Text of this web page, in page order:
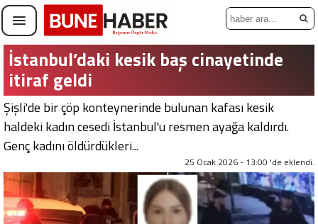
İstanbul’daki kesik baş cinayetinde
itiraf geldi
Şişli'de bir çöp konteynerinde bulunan kafası kesik
haldeki kadın cesedi İstanbul'u resmen ayağa kaldırdı.
Genç kadını öldürdükleri...
25 Ocak 2026 - 13:00 'de eklendi.